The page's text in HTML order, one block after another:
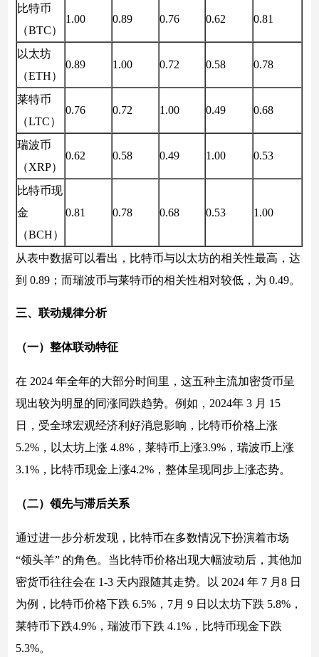
比特币
（BTC）
1.00 0.89 0.76 0.62 0.81
以太坊
（ETH）
0.89 1.00 0.72 0.58 0.78
莱特币
（LTC）
0.76 0.72 1.00 0.49 0.68
瑞波币
（XRP）
0.62 0.58 0.49 1.00 0.53
比特币现
金
（BCH）
0.81 0.78 0.68 0.53 1.00
从表中数据可以看出，比特币与以太坊的相关性最高，达
到 0.89；而瑞波币与莱特币的相关性相对较低，为 0.49。
三、联动规律分析
（一）整体联动特征
在 2024 年全年的大部分时间里，这五种主流加密货币呈
现出较为明显的同涨同跌趋势。例如，2024年 3 月 15
日，受全球宏观经济利好消息影响，比特币价格上涨
5.2%，以太坊上涨 4.8%，莱特币上涨3.9%，瑞波币上涨
3.1%，比特币现金上涨4.2%，整体呈现同步上涨态势。
（二）领先与滞后关系
通过进一步分析发现，比特币在多数情况下扮演着市场
“领头羊” 的角色。当比特币价格出现大幅波动后，其他加
密货币往往会在 1-3 天内跟随其走势。以 2024 年 7 月8 日
为例，比特币价格下跌 6.5%，7月 9 日以太坊下跌 5.8%，
莱特币下跌4.9%，瑞波币下跌 4.1%，比特币现金下跌
5.3%。